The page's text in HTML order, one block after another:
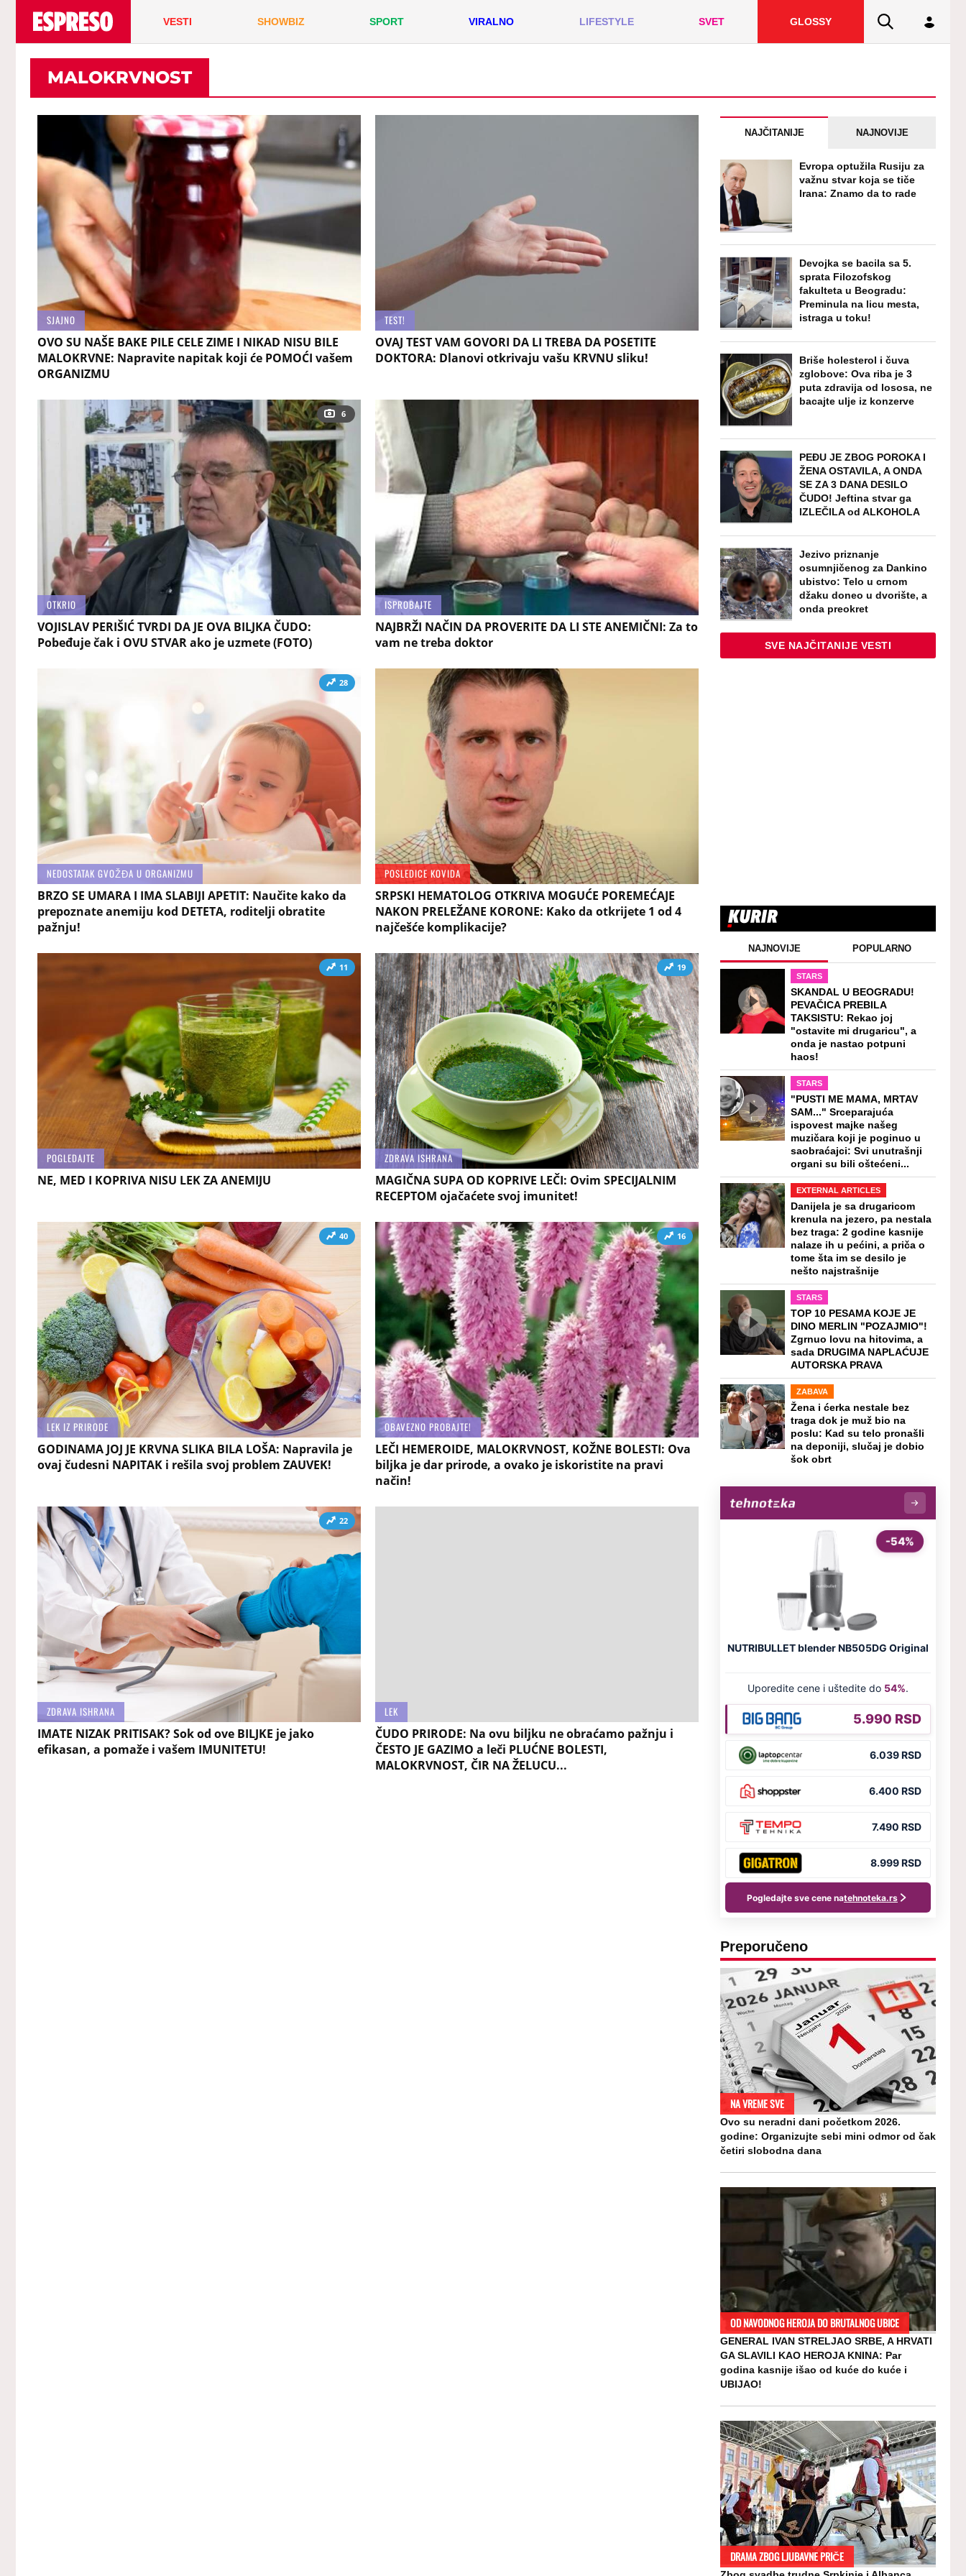
VESTI SHOWBIZ SPORT VIRALNO LIFESTYLE SVET GLOSSY
MALOKRVNOST
SJAJNO
OVO SU NAŠE BAKE PILE CELE ZIME I NIKAD NISU BILE
MALOKRVNE: Napravite napitak koji će POMOĆI vašem
ORGANIZMU
TEST!
OVAJ TEST VAM GOVORI DA LI TREBA DA POSETITE
DOKTORA: Dlanovi otkrivaju vašu KRVNU sliku!
6
OTKRIO
VOJISLAV PERIŠIĆ TVRDI DA JE OVA BILJKA ČUDO:
Pobeđuje čak i OVU STVAR ako je uzmete (FOTO)
ISPROBAJTE
NAJBRŽI NAČIN DA PROVERITE DA LI STE ANEMIČNI: Za to
vam ne treba doktor
28
NEDOSTATAK GVOŽĐA U ORGANIZMU
BRZO SE UMARA I IMA SLABIJI APETIT: Naučite kako da
prepoznate anemiju kod DETETA, roditelji obratite
pažnju!
POSLEDICE KOVIDA
SRPSKI HEMATOLOG OTKRIVA MOGUĆE POREMEĆAJE
NAKON PRELEŽANE KORONE: Kako da otkrijete 1 od 4
najčešće komplikacije?
11
POGLEDAJTE
NE, MED I KOPRIVA NISU LEK ZA ANEMIJU
19
ZDRAVA ISHRANA
MAGIČNA SUPA OD KOPRIVE LEČI: Ovim SPECIJALNIM
RECEPTOM ojačaćete svoj imunitet!
40
LEK IZ PRIRODE
GODINAMA JOJ JE KRVNA SLIKA BILA LOŠA: Napravila je
ovaj čudesni NAPITAK i rešila svoj problem ZAUVEK!
16
OBAVEZNO PROBAJTE!
LEČI HEMEROIDE, MALOKRVNOST, KOŽNE BOLESTI: Ova
biljka je dar prirode, a ovako je iskoristite na pravi
način!
22
ZDRAVA ISHRANA
IMATE NIZAK PRITISAK? Sok od ove BILJKE je jako
efikasan, a pomaže i vašem IMUNITETU!
LEK
ČUDO PRIRODE: Na ovu biljku ne obraćamo pažnju i
ČESTO JE GAZIMO a leči PLUĆNE BOLESTI,
MALOKRVNOST, ČIR NA ŽELUCU...
NAJČITANIJE NAJNOVIJE
Evropa optužila Rusiju za
važnu stvar koja se tiče
Irana: Znamo da to rade
Devojka se bacila sa 5.
sprata Filozofskog
fakulteta u Beogradu:
Preminula na licu mesta,
istraga u toku!
Briše holesterol i čuva
zglobove: Ova riba je 3
puta zdravija od lososa, ne
bacajte ulje iz konzerve
PEĐU JE ZBOG POROKA I
ŽENA OSTAVILA, A ONDA
SE ZA 3 DANA DESILO
ČUDO! Jeftina stvar ga
IZLEČILA od ALKOHOLA
Jezivo priznanje
osumnjičenog za Dankino
ubistvo: Telo u crnom
džaku doneo u dvorište, a
onda preokret
SVE NAJČITANIJE VESTI
NAJNOVIJE POPULARNO
STARS
SKANDAL U BEOGRADU!
PEVAČICA PREBILA
TAKSISTU: Rekao joj
"ostavite mi drugaricu", a
onda je nastao potpuni
haos!
STARS
"PUSTI ME MAMA, MRTAV
SAM..." Srceparajuća
ispovest majke našeg
muzičara koji je poginuo u
saobraćajci: Svi unutrašnji
organi su bili oštećeni...
EXTERNAL ARTICLES
Danijela je sa drugaricom
krenula na jezero, pa nestala
bez traga: 2 godine kasnije
nalaze ih u pećini, a priča o
tome šta im se desilo je
nešto najstrašnije
STARS
TOP 10 PESAMA KOJE JE
DINO MERLIN "POZAJMIO"!
Zgrnuo lovu na hitovima, a
sada DRUGIMA NAPLAĆUJE
AUTORSKA PRAVA
ZABAVA
Žena i ćerka nestale bez
traga dok je muž bio na
poslu: Kad su telo pronašli
na deponiji, slučaj je dobio
šok obrt
Preporučeno
NA VREME SVE
Ovo su neradni dani početkom 2026.
godine: Organizujte sebi mini odmor od čak
četiri slobodna dana
OD NAVODNOG HEROJA DO BRUTALNOG UBICE
GENERAL IVAN STRELJAO SRBE, A HRVATI
GA SLAVILI KAO HEROJA KNINA: Par
godina kasnije išao od kuće do kuće i
UBIJAO!
DRAMA ZBOG LJUBAVNE PRIČE